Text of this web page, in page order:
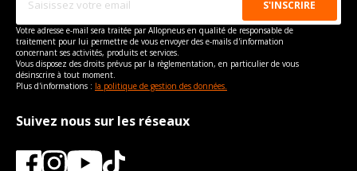
Votre adresse e-mail sera traitée par Allopneus en qualité de responsable de
traitement pour lui permettre de vous envoyer des e-mails d'information
concernant ses activités, produits et services.
Vous disposez des droits prévus par la règlementation, en particulier de vous
désinscrire à tout moment.
Plus d'informations : la politique de gestion des données.
Suivez nous sur les réseaux